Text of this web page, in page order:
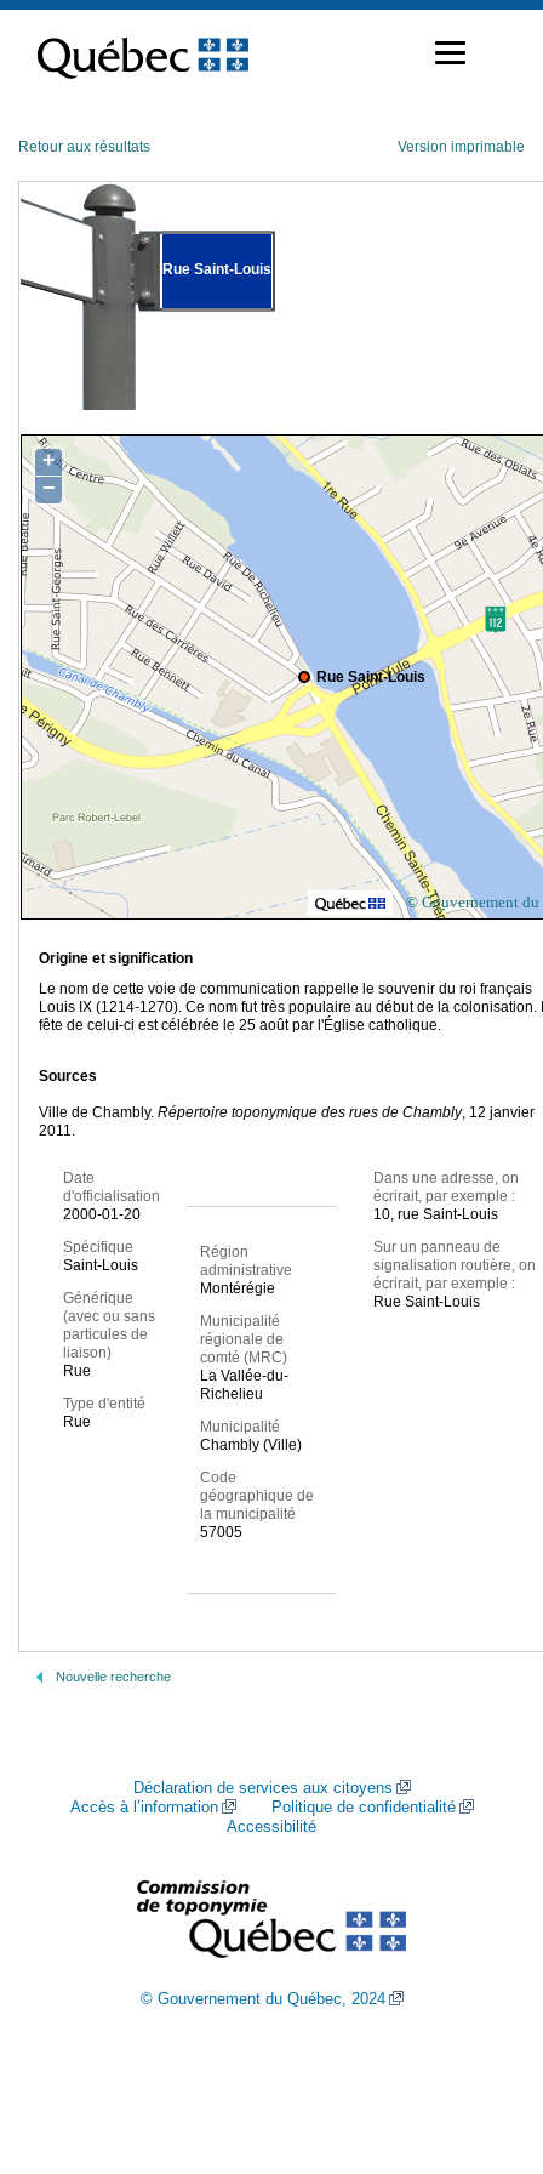
contenu
Retour aux résultats Version imprimable
Rue Saint-Louis
Rue Saint-Louis
+
−
© Gouvernement du
Origine et signification
Le nom de cette voie de communication rappelle le souvenir du roi français
Louis IX (1214-1270). Ce nom fut très populaire au début de la colonisation.
fête de celui-ci est célébrée le 25 août par l'Église catholique.
Sources
Ville de Chambly. Répertoire toponymique des rues de Chambly, 12 janvier
2011.
Date
d'officialisation
2000-01-20
Spécifique
Saint-Louis
Générique
(avec ou sans
particules de
liaison)
Rue
Type d'entité
Rue
Région
administrative
Montérégie
Municipalité
régionale de
comté (MRC)
La Vallée-du-
Richelieu
Municipalité
Chambly (Ville)
Code
géographique de
la municipalité
57005
Dans une adresse, on
écrirait, par exemple :
10, rue Saint-Louis
Sur un panneau de
signalisation routière, on
écrirait, par exemple :
Rue Saint-Louis
Nouvelle recherche
Déclaration de services aux citoyens
Accès à l’information
Politique de confidentialité
Accessibilité
© Gouvernement du Québec, 2024